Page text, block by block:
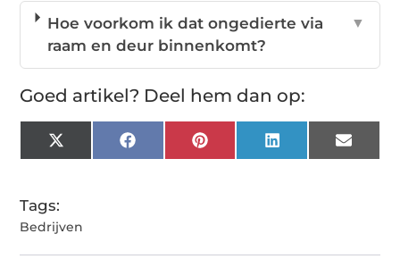
Hoe voorkom ik dat ongedierte via
raam en deur binnenkomt?
▼
Goed artikel? Deel hem dan op:
X
(Twitter)
FacebookPinterest LinkedIn Email
Tags:
Bedrijven